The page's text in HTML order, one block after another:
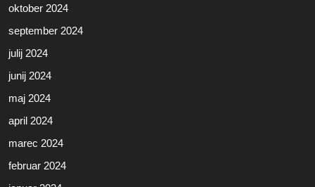
oktober 2024
september 2024
julij 2024
junij 2024
maj 2024
april 2024
marec 2024
februar 2024